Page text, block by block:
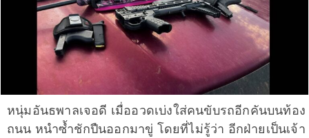
หนุ่มอันธพาลเจอดี เมื่ออวดเบ่งใส่คนขับรถอีกคันบนท้อง
ถนน หนำซ้ำชักปืนออกมาขู่ โดยที่ไม่รู้ว่า อีกฝ่ายเป็นเจ้า